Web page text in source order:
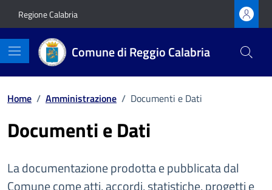
Regione Calabria
Comune di Reggio Calabria
Home / Amministrazione / Documenti e Dati
Documenti e Dati
La documentazione prodotta e pubblicata dal
Comune come atti, accordi, statistiche, progetti e